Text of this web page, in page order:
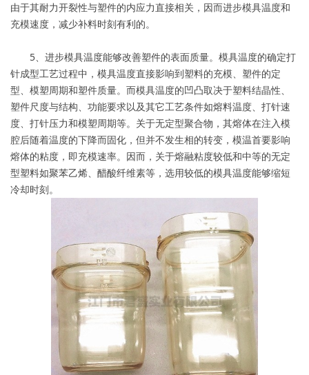
由于其耐力开裂性与塑件的内应力直接相关，因而进步模具温度和
充模速度，减少补料时刻有利的。
5、进步模具温度能够改善塑件的表面质量。模具温度的确定打
针成型工艺过程中，模具温度直接影响到塑料的充模、塑件的定
型、模塑周期和塑件质量。而模具温度的凹凸取决于塑料结晶性、
塑件尺度与结构、功能要求以及其它工艺条件如熔料温度、打针速
度、打针压力和模塑周期等。关于无定型聚合物，其熔体在注入模
腔后随着温度的下降而固化，但并不发生相的转变，模温首要影响
熔体的粘度，即充模速率。因而，关于熔融粘度较低和中等的无定
型塑料如聚苯乙烯、醋酸纤维素等，选用较低的模具温度能够缩短
冷却时刻。